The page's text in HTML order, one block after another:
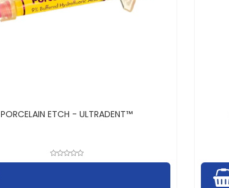
PORCELAIN ETCH - ULTRADENT™